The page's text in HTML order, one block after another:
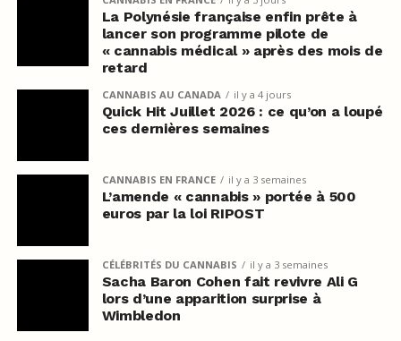
La Polynésie française enfin prête à
lancer son programme pilote de
« cannabis médical » après des mois de
retard
CANNABIS AU CANADA il y a 4 jours
Quick Hit Juillet 2026 : ce qu’on a loupé
ces dernières semaines
CANNABIS EN FRANCE il y a 3 semaines
L’amende « cannabis » portée à 500
euros par la loi RIPOST
CÉLÉBRITÉS DU CANNABIS il y a 3 semaines
Sacha Baron Cohen fait revivre Ali G
lors d’une apparition surprise à
Wimbledon